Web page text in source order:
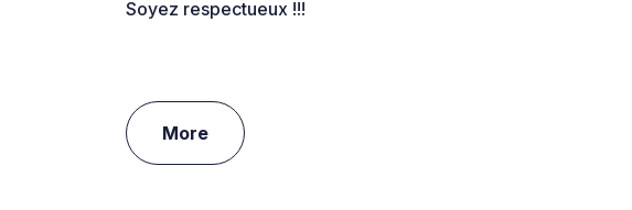
Soyez respectueux !!!
More